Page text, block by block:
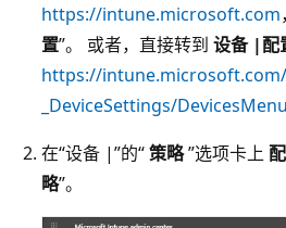
https://intune.microsoft.com
置”。 或者，直接转到 设备 |配
https://
_DeviceSettings/
在“设备 |”的“策略”选项卡上
略”。